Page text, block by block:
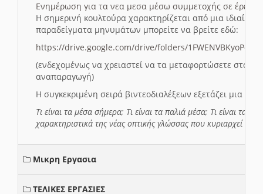
Ενημέρωση για τα νεα μεσα μέσω συμμετοχής σε
Η σημερινή κουλτούρα χαρακτηρίζεται από μια
παραδείγματα μηνυμάτων μπορείτε να βρείτε εδώ:
https://drive.google.com/drive/folders/
(ενδεχομένως να χρειαστεί να τα μεταφορτώσετε στο
αναπαραγωγή)
Η συγκεκριμένη σειρά βιντεοδιαλέξεων εξετάζει μια
Τι είναι τα μέσα σήμερα; Τι είναι τα παλιά μέσα; Τι είναι τα
χαρακτηριστικά της νέας οπτικής γλώσσας που κυριαρχεί
Μικρη Εργασια
ΤΕΛΙΚΕΣ ΕΡΓΑΣΙΕΣ